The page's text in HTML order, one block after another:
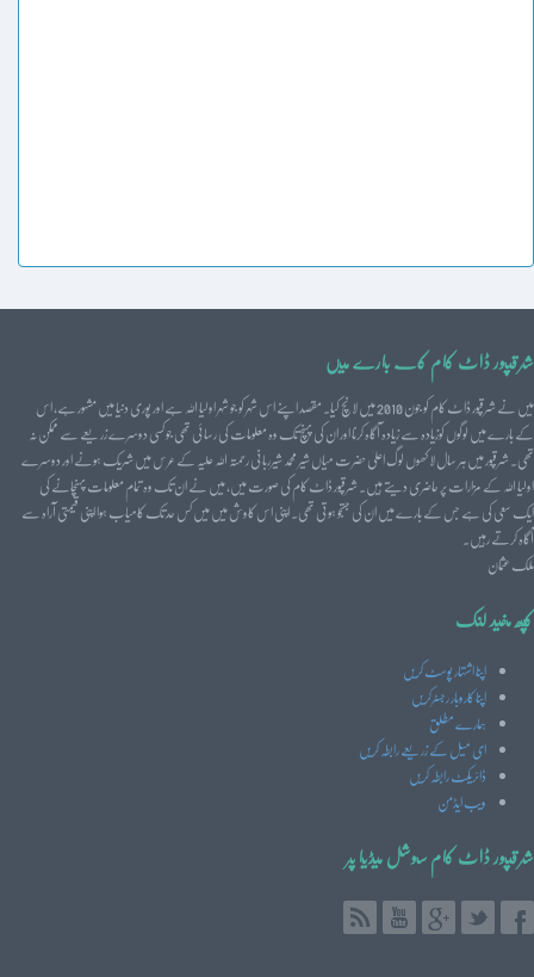
شرقپور ڈاٹ کام کے بارے میں
میں نے شرقپور ڈاٹ کام کو جون 2010 میں لانچ کیا۔ مقصد اپنے اس شہر کو جو شہر اولیا اللہ ہے اور پوری دنیا میں مشہور ہے، اس
کے بارے میں لوگوں کوزیادہ سے زیادہ آگاہ کرنا اور ان کی پہنچ تک وہ معلومات کی رسائی تھی جو کسی دوسرے زریعے سے ممکن نہ
تھی۔ شرقپور میں ہر سال لاکھوں لوگ اعلیٰ حضرت میاں شیر محمد شیرربانی رحمتہ اللہ علیہ کے عرس میں شریک ہونے اور دوسرے
اولیا اللہ کے مزارات پر حاضری دیتے ہیں۔ شرقپور ڈاٹ کام کی صورت میں، میں نے ان تک وہ تمام معلومات پہنچانے کی
ایک سعی کی ہے جس کے بارے میں ان کی جستجو ہوتی تھی۔ اپنی اس کاوش میں میں کس حد تک کامیاب ہوا اپنی قیمتی آراہ سے
آگاہ کرتے رہیں۔
ملک عثمان
کچھ مفید لنک
اپنا اشتہار پوسٹ کریں
اپنا کاروبار رجسٹرکریں
ہمارے مطلق
ای میل کے زریعے رابطہ کریں
ڈائریکٹ رابطہ کریں
ویب ایڈمن
شرقپور ڈاٹ کام سوشل میڈیا پر